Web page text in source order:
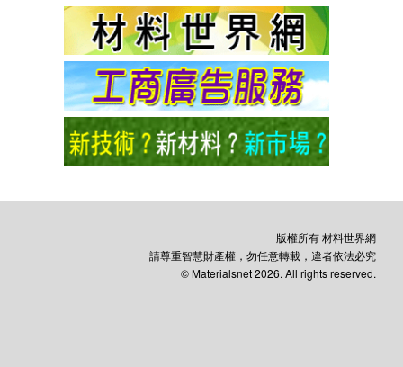
版權所有 材料世界網
請尊重智慧財產權，勿任意轉載，違者依法必究
© Materialsnet 2026. All rights reserved.